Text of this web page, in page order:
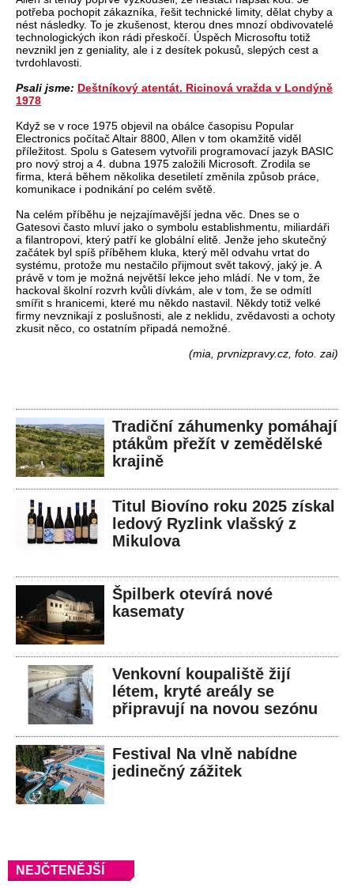
potřeba pochopit zákazníka, řešit technické limity, dělat chyby a
nést následky. To je zkušenost, kterou dnes mnozí obdivovatelé
technologických ikon rádi přeskočí. Úspěch Microsoftu totiž
nevznikl jen z geniality, ale i z desítek pokusů, slepých cest a
tvrdohlavosti.
Psali jsme: Deštníkový atentát. Ricinová vražda v Londýně
1978
Když se v roce 1975 objevil na obálce časopisu Popular
Electronics počítač Altair 8800, Allen v tom okamžitě viděl
příležitost. Spolu s Gatesem vytvořili programovací jazyk BASIC
pro nový stroj a 4. dubna 1975 založili Microsoft. Zrodila se
firma, která během několika desetiletí změnila způsob práce,
komunikace i podnikání po celém světě.
Na celém příběhu je nejzajímavější jedna věc. Dnes se o
Gatesovi často mluví jako o symbolu establishmentu, miliardáři
a filantropovi, který patří ke globální elitě. Jenže jeho skutečný
začátek byl spíš příběhem kluka, který měl odvahu vrtat do
systému, protože mu nestačilo přijmout svět takový, jaký je. A
právě v tom je možná největší lekce jeho mládí. Ne v tom, že
hackoval školní rozvrh kvůli dívkám, ale v tom, že se odmítl
smířit s hranicemi, které mu někdo nastavil. Někdy totiž velké
firmy nevznikají z poslušnosti, ale z neklidu, zvědavosti a ochoty
zkusit něco, co ostatním připadá nemožné.
(mia, prvnizpravy.cz, foto. zai)
Tradiční záhumenky pomáhají
ptákům přežít v zemědělské
krajině
Titul Biovíno roku 2025 získal
ledový Ryzlink vlašský z
Mikulova
Špilberk otevírá nové
kasematy
Venkovní koupaliště žijí
létem, kryté areály se
připravují na novou sezónu
Festival Na vlně nabídne
jedinečný zážitek
NEJČTENĚJŠÍ